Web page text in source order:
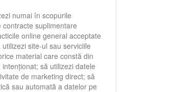
numai în scopurile
suplimentare
online general acceptate
site-ul sau serviciile
material care constă din
să utilizezi datele
de marketing direct; să
sau automată a datelor pe